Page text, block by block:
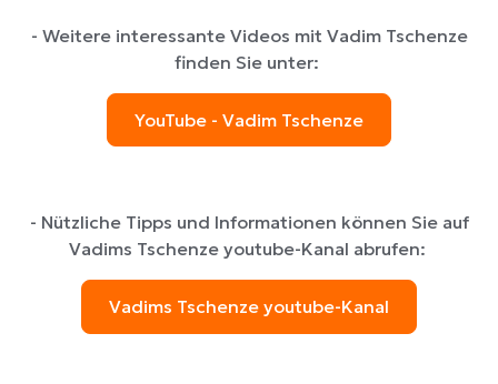
- Weitere interessante Videos mit Vadim Tschenze
finden Sie unter:
YouTube - Vadim Tschenze
- Nützliche Tipps und Informationen können Sie auf
Vadims Tschenze youtube-Kanal abrufen:
Vadims Tschenze youtube-Kanal